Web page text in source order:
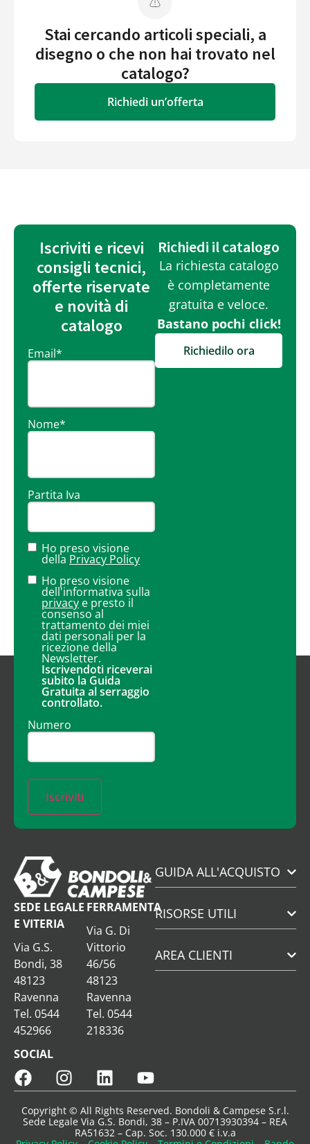
Stai cercando articoli speciali, a
disegno o che non hai trovato nel
catalogo?
Richiedi un’offerta
Iscriviti e ricevi
consigli tecnici,
offerte riservate
e novità di
catalogo
Email*
Nome*
Partita Iva
Ho preso visione
della Privacy Policy
Ho preso visione
dell'informativa sulla
privacy e presto il
consenso al
trattamento dei miei
dati personali per la
ricezione della
Newsletter.
Iscrivendoti riceverai
subito la Guida
Gratuita al serraggio
controllato.
Numero
Iscriviti
Richiedi il catalogo
La richiesta catalogo
è completamente
gratuita e veloce.
Bastano pochi click!
Richiedilo ora
SEDE LEGALE
E VITERIA
Via G.S.
Bondi, 38
48123
Ravenna
Tel. 0544
452966
FERRAMENTA
Via G. Di
Vittorio
46/56
48123
Ravenna
Tel. 0544
218336
SOCIAL
GUIDA ALL'ACQUISTO
RISORSE UTILI
AREA CLIENTI
Copyright © All Rights Reserved. Bondoli & Campese S.r.l.
Sede Legale Via G.S. Bondi, 38 – P.IVA 00713930394 – REA
RA51632 – Cap. Soc. 130.000 € i.v.a